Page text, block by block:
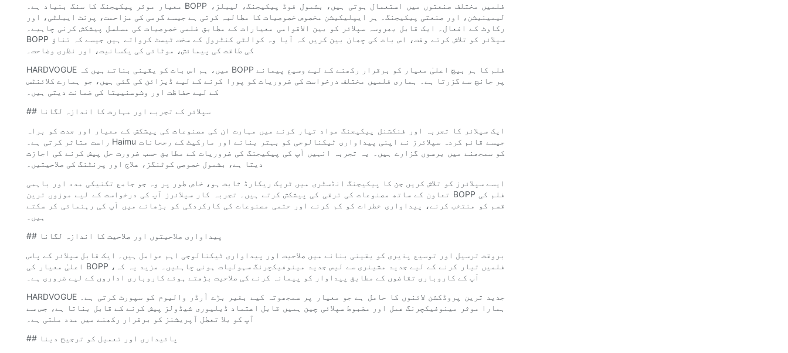
معیار موثر پیکیجنگ کا سنگ بنیاد ہے۔ BOPP فلمیں مختلف صنعتوں میں استعمال ہوتی ہیں، بشمول فوڈ پیکیجنگ، لیبلز،
لیمینیشن، اور صنعتی پیکیجنگ۔ ہر ایپلیکیشن مخصوص خصوصیات کا مطالبہ کرتی ہے جیسے گرمی کی مزاحمت، پرنٹ ایبلٹی، اور
رکاوٹ کے افعال۔ ایک قابل بھروسہ سپلائر کو بین الاقوامی معیارات کے مطابق فلمی خصوصیات کی مسلسل پیشکش کرنی چاہیے۔
BOPP سپلائر کو تلاش کرتے وقت، اس بات کی چھان بین کریں کہ آیا وہ کوالٹی کنٹرول کے سخت ٹیسٹ کرواتے ہیں جیسے کہ تناؤ
کی طاقت کی پیمائش، موٹائی کی یکسانیت، اور نظری وضاحت۔
HARDVOGUE میں، ہم اس بات کو یقینی بناتے ہیں کہ BOPP فلم کا ہر بیچ اعلیٰ معیار کو برقرار رکھنے کے لیے وسیع پیمانے
پر جانچ سے گزرتا ہے۔ ہماری فلمیں مختلف درخواست کی ضروریات کو پورا کرنے کے لیے ڈیزائن کی گئی ہیں، جو ہمارے کلائنٹس
کے لیے حفاظت اور وشوسنییتا کی ضمانت دیتی ہیں۔
## سپلائر کے تجربے اور مہارت کا اندازہ لگانا
ایک سپلائر کا تجربہ اور فنکشنل پیکیجنگ مواد تیار کرنے میں مہارت ان کی مصنوعات کی پیشکش کے معیار اور جدت کو براہ
راست متاثر کرتی ہے۔ Haimu جیسے قائم کردہ سپلائرز نے اپنی پیداواری ٹیکنالوجی کو بہتر بنانے اور مارکیٹ کے رجحانات
کو سمجھنے میں برسوں گزارے ہیں۔ یہ تجربہ انہیں آپ کی پیکیجنگ کی ضروریات کے مطابق حسب ضرورت حل پیش کرنے کی اجازت
دیتا ہے، بشمول خصوصی کوٹنگز، علاج اور پرنٹنگ کی صلاحیتیں۔
ایسے سپلائرز کو تلاش کریں جن کا پیکیجنگ انڈسٹری میں ٹریک ریکارڈ ثابت ہو، خاص طور پر وہ جو جامع تکنیکی مدد اور باہمی
تعاون کے ساتھ مصنوعات کی ترقی کی پیشکش کرتے ہیں۔ تجربہ کار سپلائرز آپ کی درخواست کے لیے موزوں ترین BOPP فلم کی
قسم کو منتخب کرنے، پیداواری خطرات کو کم کرنے اور حتمی مصنوعات کی کارکردگی کو بڑھانے میں آپ کی رہنمائی کر سکتے
ہیں۔
## پیداواری صلاحیتوں اور صلاحیت کا اندازہ لگانا
بروقت ترسیل اور توسیع پذیری کو یقینی بنانے میں صلاحیت اور پیداواری ٹیکنالوجی اہم عوامل ہیں۔ ایک قابل سپلائر کے پاس
اعلیٰ معیار کی BOPP فلمیں تیار کرنے کے لیے جدید مشینری سے لیس جدید مینوفیکچرنگ سہولیات ہونی چاہئیں۔ مزید یہ کہ،
آپ کے کاروباری تقاضوں کے مطابق پیداوار کو پیمانہ کرنے کی صلاحیت بڑھتے ہوئے کاروباری اداروں کے لیے ضروری ہے۔
HARDVOGUE جدید ترین پروڈکشن لائنوں کا حامل ہے جو معیار پر سمجھوتہ کیے بغیر بڑے آرڈر والیوم کو سپورٹ کرتی ہے۔
ہمارا موثر مینوفیکچرنگ عمل اور مضبوط سپلائی چین ہمیں قابل اعتماد ڈیلیوری شیڈولز پیش کرنے کے قابل بناتا ہے، جس سے
آپ کو بلا تعطل آپریشنز کو برقرار رکھنے میں مدد ملتی ہے۔
## پائیداری اور تعمیل کو ترجیح دینا